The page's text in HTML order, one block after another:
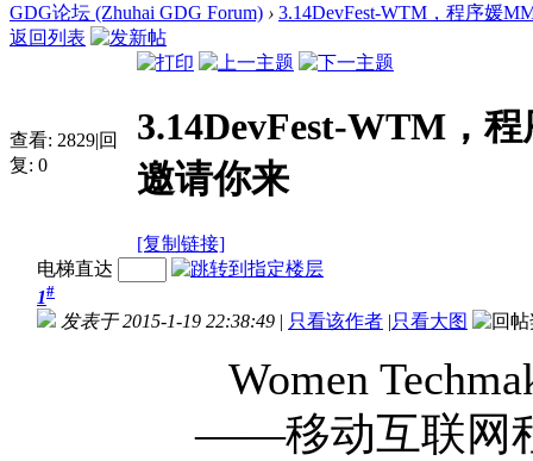
GDG论坛 (Zhuhai GDG Forum) › 3.14DevFest-WTM，程序媛
返回列表
查看: 2829|回
复: 0
3.14DevFest-WTM，
邀请你来
[复制链接]
电梯直达
1#
发表于 2015-1-19 22:38:49 | 只看该作者 |只看大图
Women
——移动互联网